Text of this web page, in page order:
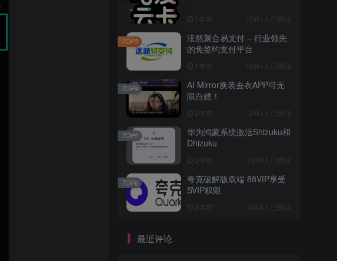
1年前 10W+人已阅读
泫然聚合易支付 – 行业领先
的免签约支付平台
1年前 10W+人已阅读
TOP3
AI Mirror换装去衣APP可无
限白嫖！
2年前 1.2W+人已阅读
TOP4
华为鸿蒙系统激活Shizuku和
Dhizuku
2年前 7050人已阅读
TOP5
夸克破解版双端 88VIP享受
SVIP权限
2年前 4048人已阅读
TOP6
最近评论